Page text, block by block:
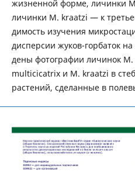
жизненной форме, личинки
личинки M. kraatzi — к
димость изучения
дисперсии жуков-горбаток
дены фотографии личинок
multicicatrix и M. kraatzi в
растений, сделанные в